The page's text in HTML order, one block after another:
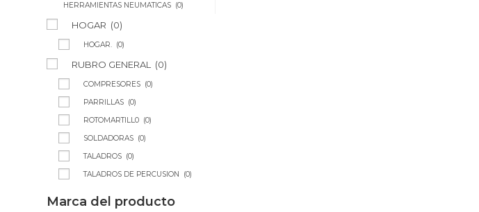
HERRAMIENTAS NEUMATICAS (0)
HOGAR (0)
HOGAR. (0)
RUBRO GENERAL (0)
COMPRESORES (0)
PARRILLAS (0)
ROTOMARTILL0 (0)
SOLDADORAS (0)
TALADROS (0)
TALADROS DE PERCUSION
(0)
Marca del producto